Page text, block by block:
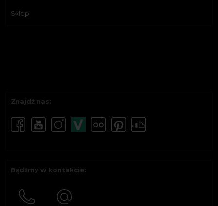
Sklep
Znajdź nas:
Bądźmy w kontakcie: